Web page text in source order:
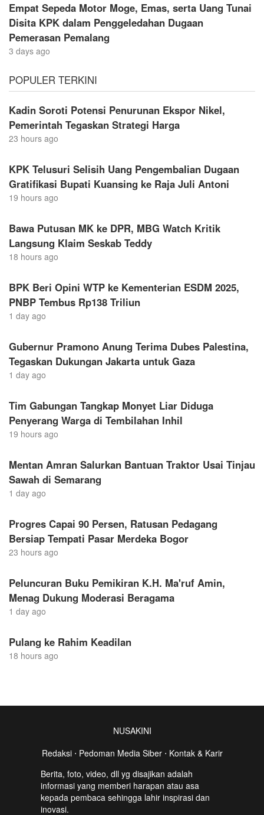
Empat Sepeda Motor Moge, Emas, serta Uang Tunai
Disita KPK dalam Penggeledahan Dugaan
Pemerasan Pemalang
3 days ago
POPULER TERKINI
Kadin Soroti Potensi Penurunan Ekspor Nikel,
Pemerintah Tegaskan Strategi Harga
23 hours ago
KPK Telusuri Selisih Uang Pengembalian Dugaan
Gratifikasi Bupati Kuansing ke Raja Juli Antoni
19 hours ago
Bawa Putusan MK ke DPR, MBG Watch Kritik
Langsung Klaim Seskab Teddy
18 hours ago
BPK Beri Opini WTP ke Kementerian ESDM 2025,
PNBP Tembus Rp138 Triliun
1 day ago
Gubernur Pramono Anung Terima Dubes Palestina,
Tegaskan Dukungan Jakarta untuk Gaza
1 day ago
Tim Gabungan Tangkap Monyet Liar Diduga
Penyerang Warga di Tembilahan Inhil
19 hours ago
Mentan Amran Salurkan Bantuan Traktor Usai Tinjau
Sawah di Semarang
1 day ago
Progres Capai 90 Persen, Ratusan Pedagang
Bersiap Tempati Pasar Merdeka Bogor
23 hours ago
Peluncuran Buku Pemikiran K.H. Ma'ruf Amin,
Menag Dukung Moderasi Beragama
1 day ago
Pulang ke Rahim Keadilan
18 hours ago
NUSAKINI
Redaksi⋅ Pedoman Media Siber⋅ Kontak & Karir
Berita, foto, video, dll yg disajikan adalah
informasi yang memberi harapan atau asa
kepada pembaca sehingga lahir inspirasi dan
inovasi.